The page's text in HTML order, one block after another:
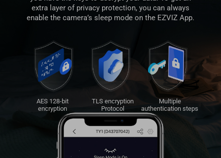
extra layer of privacy protection, you can always
enable the camera’s sleep mode on the EZVIZ App.
AES 128-bit
encryption
TLS encryption
Protocol
Multiple
authentication steps